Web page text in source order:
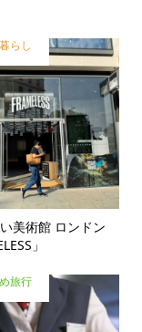
らし
美術館 ロンドン
」
旅行